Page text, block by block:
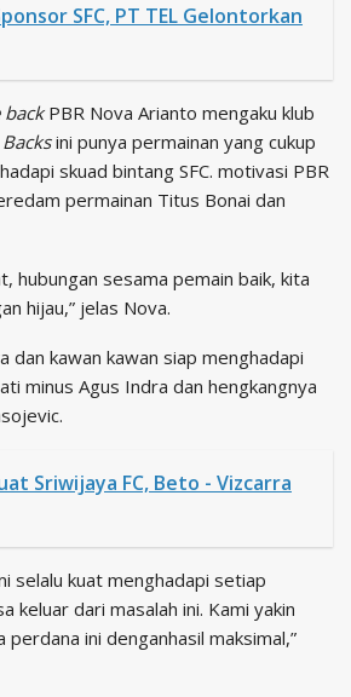
SFC, PT TEL Gelontorkan
backPBR Nova Arianto mengaku klub
ini punya permainan yang cukup
skuad bintang SFC. motivasi PBR
permainan Titus Bonai dan
hubungan sesama pemain baik, kita
hijau,” jelas Nova.
dan kawan kawan siap menghadapi
minus Agus Indra dan hengkangnya
Sriwijaya FC, Beto - Vizcarra
selalu kuat menghadapi setiap
keluar dari masalah ini. Kami yakin
perdana ini denganhasil maksimal,”